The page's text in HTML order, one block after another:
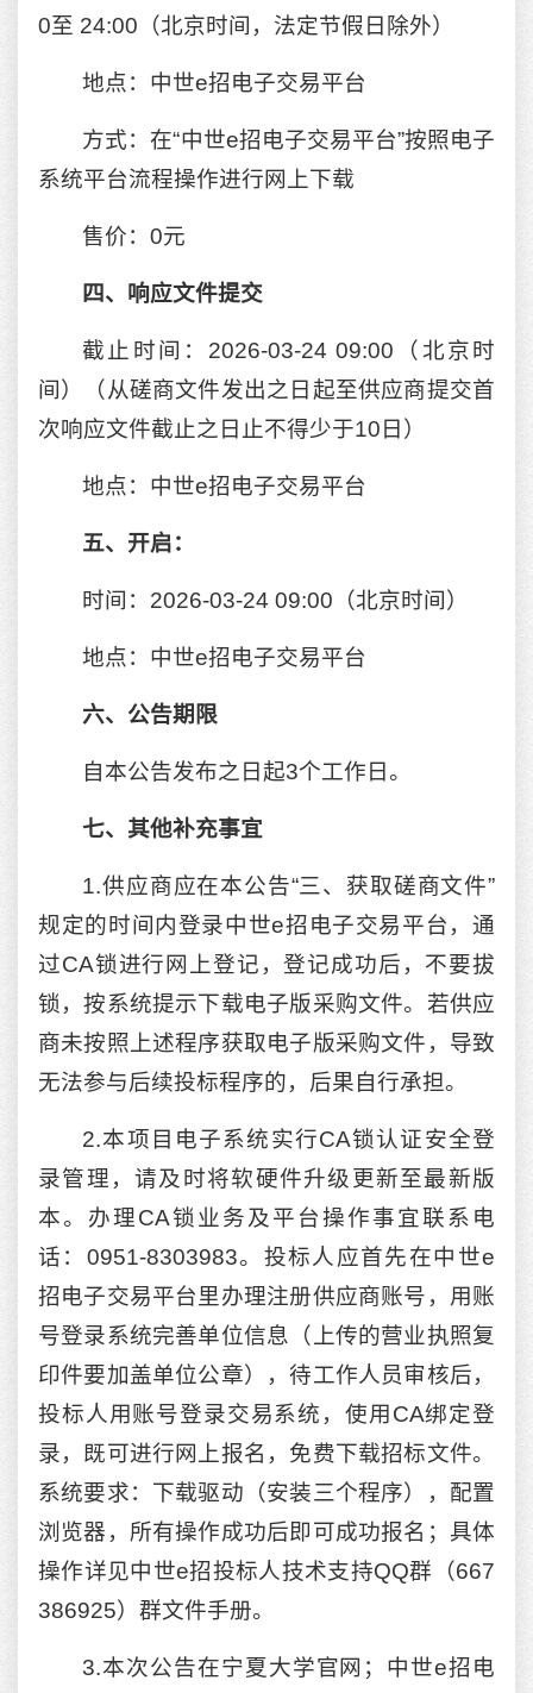
0至 24:00（北京时间，法定节假日除外）
地点：中世e招电子交易平台
方式：在“中世e招电子交易平台”按照电子
系统平台流程操作进行网上下载
售价：0元
四、响应文件提交
截止时间：2026-03-24 09:00（北京时
间）（从磋商文件发出之日起至供应商提交首
次响应文件截止之日止不得少于10日）
地点：中世e招电子交易平台
五、开启：
时间：2026-03-24 09:00（北京时间）
地点：中世e招电子交易平台
六、公告期限
自本公告发布之日起3个工作日。
七、 其他补充事宜
1.供应商应在本公告“三、获取磋商文件”
规定的时间内登录中世e招电子交易平台，通
过CA锁进行网上登记，登记成功后，不要拔
锁，按系统提示下载电子版采购文件。若供应
商未按照上述程序获取电子版采购文件，导致
无法参与后续投标程序的，后果自行承担。
2.本项目电子系统实行CA锁认证安全登
录管理，请及时将软硬件升级更新至最新版
本。办理CA锁业务及平台操作事宜联系电
话：0951-8303983。投标人应首先在中世e
招电子交易平台里办理注册供应商账号，用账
号登录系统完善单位信息（上传的营业执照复
印件要加盖单位公章），待工作人员审核后，
投标人用账号登录交易系统，使用CA绑定登
录，既可进行网上报名，免费下载招标文件。
系统要求：下载驱动（安装三个程序），配置
浏览器，所有操作成功后即可成功报名；具体
操作详见中世e招投标人技术支持QQ群（667
386925）群文件手册。
3.本次公告在宁夏大学官网；中世e招电